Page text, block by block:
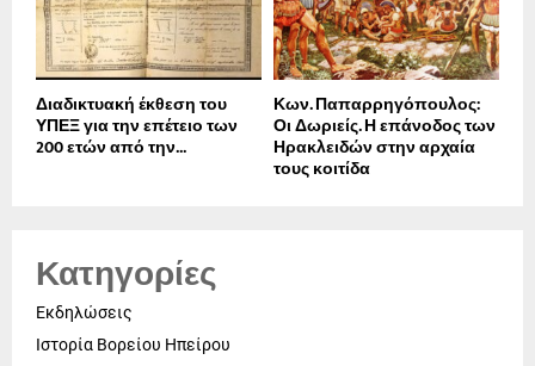
Διαδικτυακή έκθεση του
ΥΠΕΞ για την επέτειο των
200 ετών από την...
Κων. Παπαρρηγόπουλος:
Οι Δωριείς. Η επάνοδος των
Ηρακλειδών στην αρχαία
τους κοιτίδα
Κατηγορίες
Εκδηλώσεις
Ιστορία Βορείου Ηπείρου